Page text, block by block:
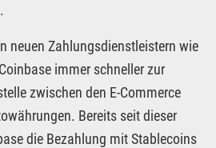
neuen Zahlungsdienstleistern wie
immer schneller zur
zwischen den E-Commerce
Bereits seit dieser
die Bezahlung mit Stablecoins